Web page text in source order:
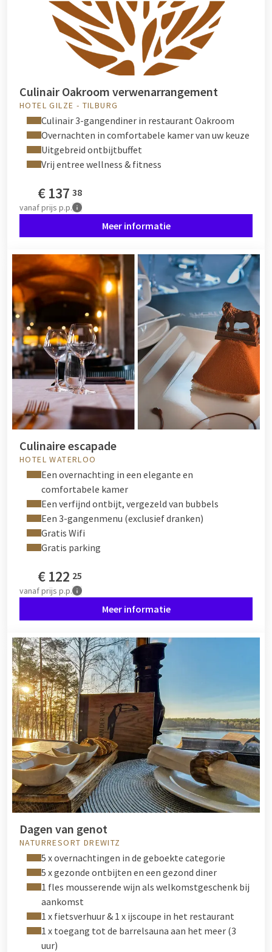
Culinair Oakroom verwenarrangement
HOTEL GILZE - TILBURG
Culinair 3-gangendiner in restaurant Oakroom
Overnachten in comfortabele kamer van uw keuze
Uitgebreid ontbijtbuffet
Vrij entree wellness & fitness
€137 38
vanafprijs p.p.
Meer informatie
Culinaire escapade
HOTEL WATERLOO
Een overnachting in een elegante en
comfortabele kamer
Een verfijnd ontbijt, vergezeld van bubbels
Een 3-gangenmenu (exclusief dranken)
Gratis Wifi
Gratis parking
€122 25
vanafprijs p.p.
Meer informatie
Dagen van genot
NATURRESORT DREWITZ
5 x overnachtingen in de geboekte categorie
5 x gezonde ontbijten en een gezond diner
1 fles mousserende wijn als welkomstgeschenk bij
aankomst
1 x fietsverhuur & 1 x ijscoupe in het restaurant
1 x toegang tot de barrelsauna aan het meer (3
uur)